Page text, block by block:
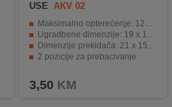
USE AKV 02
Maksimalno opterećenje: 12V/15A
Ugradbene dimenzije: 19 x 13 mm
Dimenzije prekidača: 21 x 15 mm
2 pozicije za prebacivanje
3,50 KM